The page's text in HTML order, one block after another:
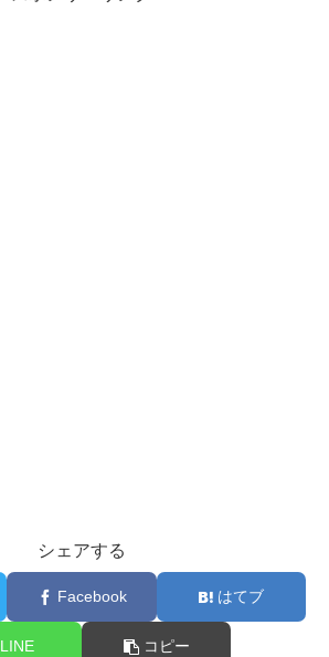
シェアする
Facebook はてブ
LINE コピー